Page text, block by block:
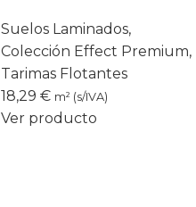
Suelos Laminados,
Colección Effect Premium,
Tarimas Flotantes
18,29 € m² (s/IVA)
Ver producto